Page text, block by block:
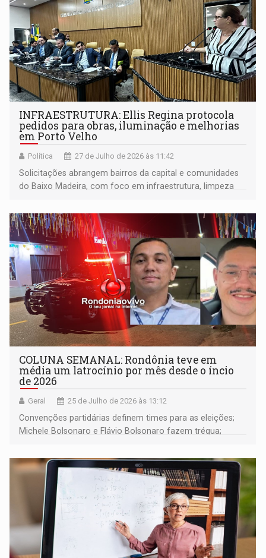
INFRAESTRUTURA: Ellis Regina protocola
pedidos para obras, iluminação e melhorias
em Porto Velho
Política 27 de Julho de 2026 às 11:42
Solicitações abrangem bairros da capital e comunidades
do Baixo Madeira, com foco em infraestrutura, limpeza
COLUNA SEMANAL: Rondônia teve em
média um latrocínio por mês desde o íncio
de 2026
Geral 25 de Julho de 2026 às 13:12
Convenções partidárias definem times para as eleições;
Michele Bolsonaro e Flávio Bolsonaro fazem trégua;
mais